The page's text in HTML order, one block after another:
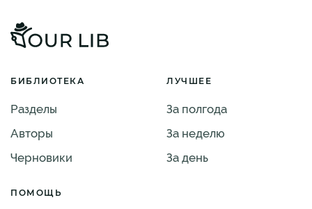
БИБЛИОТЕКА
Разделы
Авторы
Черновики
ЛУЧШЕЕ
За полгода
За неделю
За день
ПОМОЩЬ